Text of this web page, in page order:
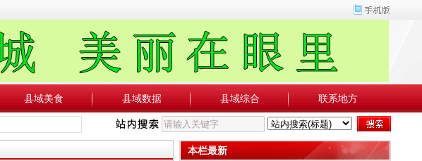
县域美食 县域数据 县域综合 联系地方
本栏最新